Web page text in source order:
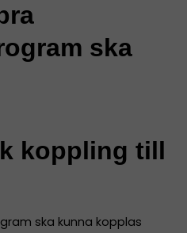
ska
koppling till
ska kunna kopplas